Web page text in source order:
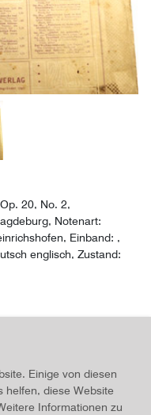
20, No. 2,
Notenart:
Einband: ,
englisch, Zustand:
No. 2
um 1910
Einige von diesen
helfen, diese Website
Informationen zu